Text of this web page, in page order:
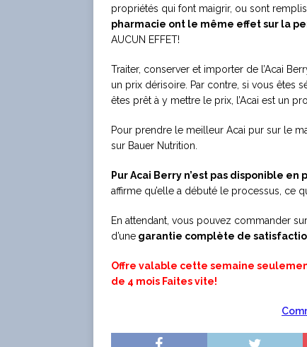
propriétés qui font maigrir, ou sont remplis
pharmacie ont le même effet sur la
AUCUN EFFET!
Traiter, conserver et importer de l’Acai
un prix dérisoire. Par contre, si vous êtes
êtes prêt à y mettre le prix, l’Acai est un
Pour prendre le meilleur Acai pur sur le
sur Bauer Nutrition.
Pur Acai Berry n’est pas disponible en
affirme qu’elle a débuté le processus, ce
En attendant, vous pouvez commander
d’une garantie complète de
Offre valable cette semaine
de 4 mois Faites vite!